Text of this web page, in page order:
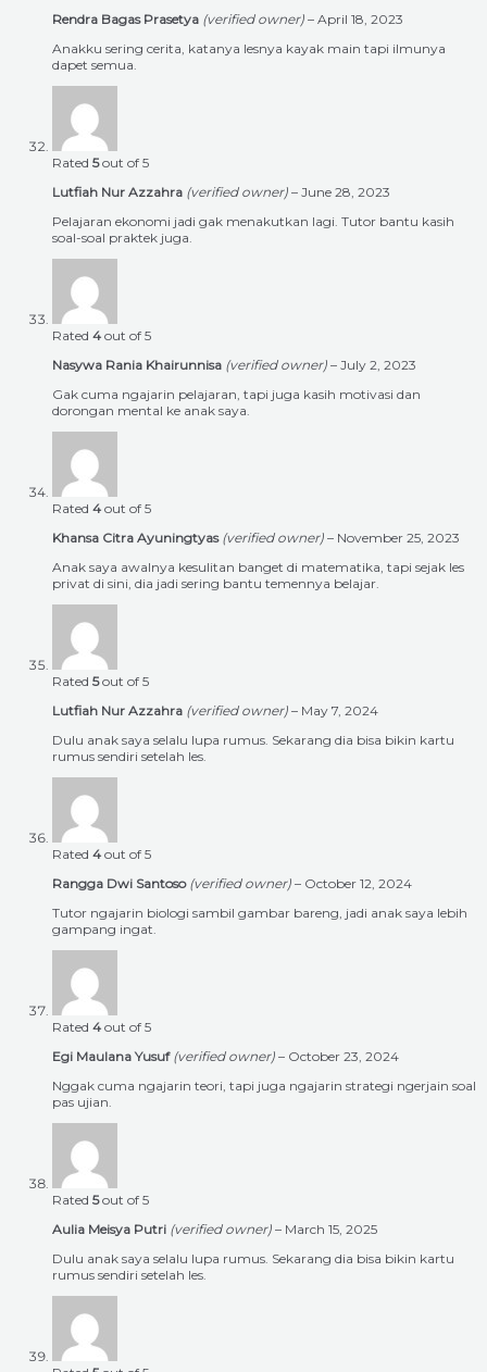
Rendra Bagas Prasetya (verified owner) – April 18, 2023
Anakku sering cerita, katanya lesnya kayak main tapi ilmunya
dapet semua.
Rated 5out of 5
Lutfiah Nur Azzahra (verified owner) – June 28, 2023
Pelajaran ekonomi jadi gak menakutkan lagi. Tutor bantu kasih
soal-soal praktek juga.
Rated 4 out of 5
Nasywa Rania Khairunnisa (verified owner) – July 2, 2023
Gak cuma ngajarin pelajaran, tapi juga kasih motivasi dan
dorongan mental ke anak saya.
Rated 4 out of 5
Khansa Citra Ayuningtyas (verified owner) – November 25, 2023
Anak saya awalnya kesulitan banget di matematika, tapi sejak les
privat di sini, dia jadi sering bantu temennya belajar.
Rated 5out of 5
Lutfiah Nur Azzahra (verified owner) – May 7, 2024
Dulu anak saya selalu lupa rumus. Sekarang dia bisa bikin kartu
rumus sendiri setelah les.
Rated 4 out of 5
Rangga Dwi Santoso (verified owner) – October 12, 2024
Tutor ngajarin biologi sambil gambar bareng, jadi anak saya lebih
gampang ingat.
Rated 4 out of 5
Egi Maulana Yusuf (verified owner) – October 23, 2024
Nggak cuma ngajarin teori, tapi juga ngajarin strategi ngerjain soal
pas ujian.
Rated 5out of 5
Aulia Meisya Putri (verified owner) – March 15, 2025
Dulu anak saya selalu lupa rumus. Sekarang dia bisa bikin kartu
rumus sendiri setelah les.